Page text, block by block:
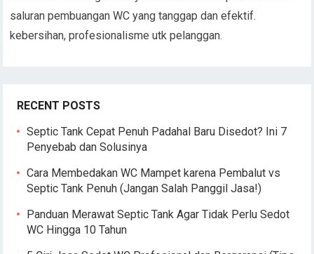
saluran pembuangan WC yang tanggap dan efektif.
kebersihan, profesionalisme utk pelanggan.
RECENT POSTS
Septic Tank Cepat Penuh Padahal Baru Disedot? Ini 7
Penyebab dan Solusinya
Cara Membedakan WC Mampet karena Pembalut vs
Septic Tank Penuh (Jangan Salah Panggil Jasa!)
Panduan Merawat Septic Tank Agar Tidak Perlu Sedot
WC Hingga 10 Tahun